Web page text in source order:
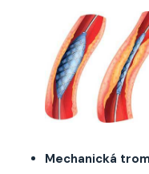
Mechanická